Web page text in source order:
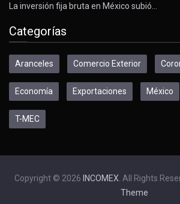
La inversión fija bruta en México subió…
Categorías
Aranceles Comercio Exterior
Economía Exportaciones México
T-MEC
Copyright © 2026 INCOMEX . All Rights
Theme